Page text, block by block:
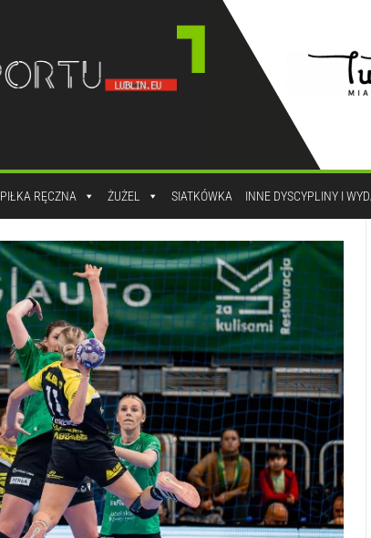
PIŁKA RĘCZNA ŻUŻEL SIATKÓWKA INNE DYSCYPLINY I